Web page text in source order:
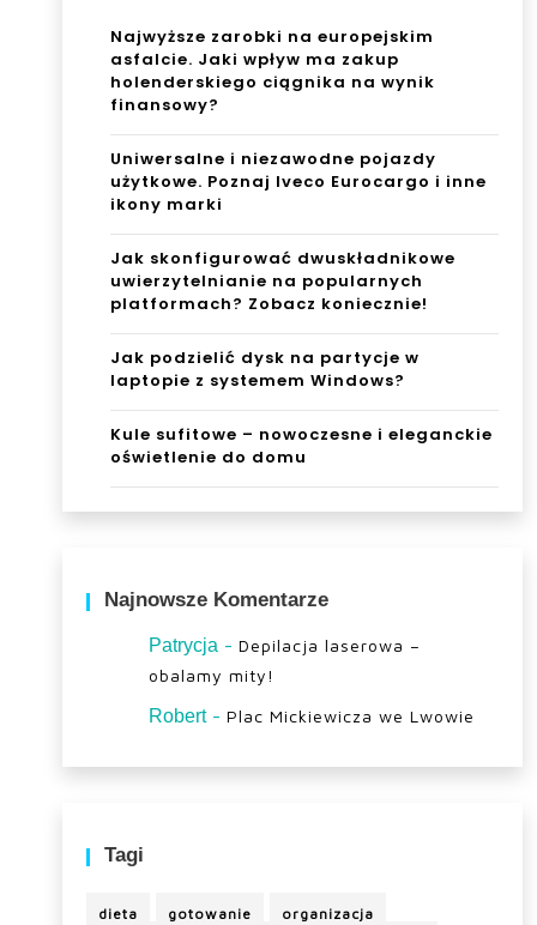
Najwyższe zarobki na europejskim
asfalcie. Jaki wpływ ma zakup
holenderskiego ciągnika na wynik
finansowy?
Uniwersalne i niezawodne pojazdy
użytkowe. Poznaj Iveco Eurocargo i inne
ikony marki
Jak skonfigurować dwuskładnikowe
uwierzytelnianie na popularnych
platformach? Zobacz koniecznie!
Jak podzielić dysk na partycje w
laptopie z systemem Windows?
Kule sufitowe – nowoczesne i eleganckie
oświetlenie do domu
Najnowsze Komentarze
Patrycja - Depilacja laserowa –
obalamy mity!
Robert- Plac Mickiewicza we Lwowie
Tagi
dieta gotowanie
organizacja